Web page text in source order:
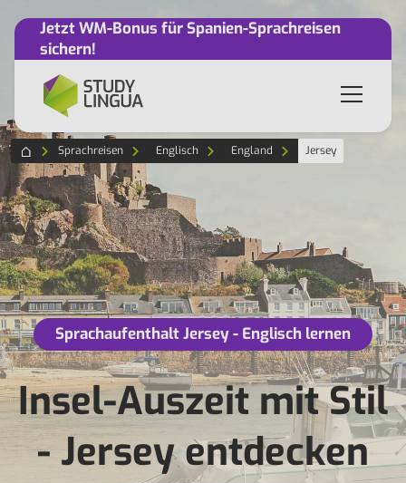
Jetzt WM-Bonus für Spanien-Sprachreisen
sichern!
Sprachreisen Englisch England Jersey
Sprachaufenthalt Jersey - Englisch lernen
Insel-Auszeit mit Stil
- Jersey entdecken